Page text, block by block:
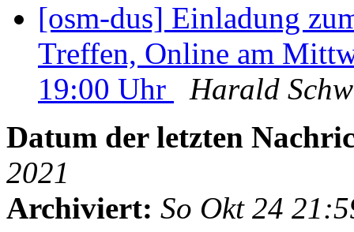
[osm-dus] Einladung
Treffen, Online am
19:00 Uhr
Harald
Datum der letzten
2021
Archiviert: So Okt 24